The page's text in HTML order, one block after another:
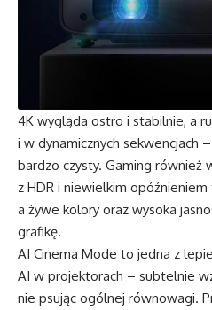
4K wygląda ostro i stabilnie, a
i w dynamicznych sekwencjach
bardzo czysty. Gaming również
z HDR i niewielkim
a żywe kolory oraz wysoka
grafikę.
AI Cinema Mode to jedna z
AI w projektorach – subtelnie
nie psując ogólnej równowagi.